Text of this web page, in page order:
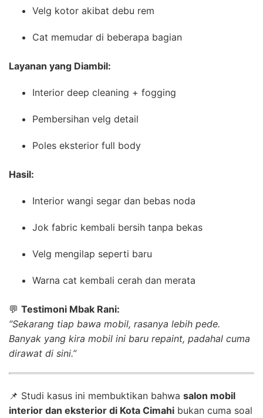
Velg kotor akibat debu rem
Cat memudar di beberapa bagian
Layanan yang Diambil:
Interior deep cleaning + fogging
Pembersihan velg detail
Poles eksterior full body
Hasil:
Interior wangi segar dan bebas noda
Jok fabric kembali bersih tanpa bekas
Velg mengilap seperti baru
Warna cat kembali cerah dan merata
💬 Testimoni Mbak Rani:
“Sekarang tiap bawa mobil, rasanya lebih pede.
Banyak yang kira mobil ini baru repaint, padahal cuma
dirawat di sini.”
📌 Studi kasus ini membuktikan bahwa salon mobil
interior dan eksterior di Kota Cimahi bukan cuma soal